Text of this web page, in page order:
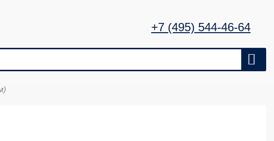
+7 (495) 544-46-64